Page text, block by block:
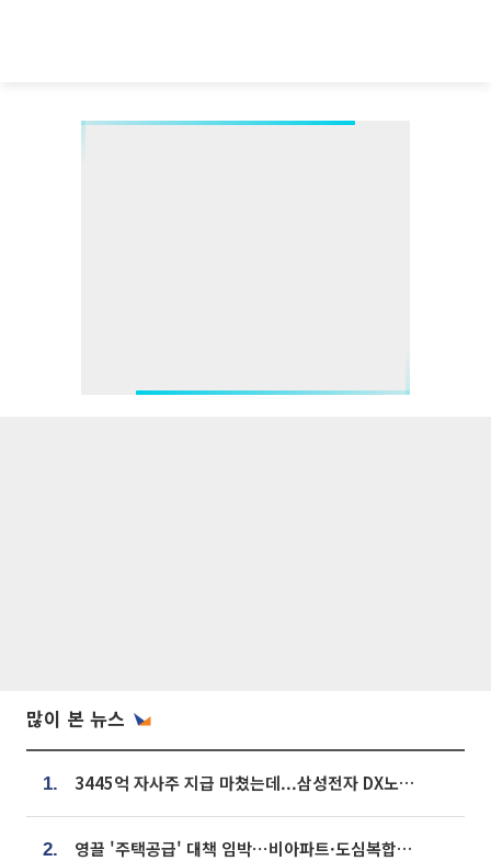
많이 본 뉴스
1. 3445억 자사주 지급 마쳤는데...삼성전자 DX노조, 뒤늦은 '떼쓰기 집회'
2. 영끌 '주택공급' 대책 임박⋯비아파트·도심복합까지 총동원